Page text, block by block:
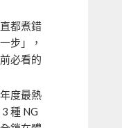
都煮錯
步」，
必看的
度最熱
種 NG